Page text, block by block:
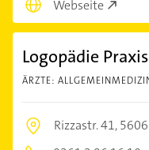
Webseite
Logopädie
ÄRZTE:
Rizzastr. 41,